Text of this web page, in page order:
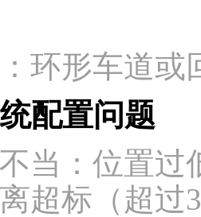
环形车道
配置问题
当：位置
超标（超过